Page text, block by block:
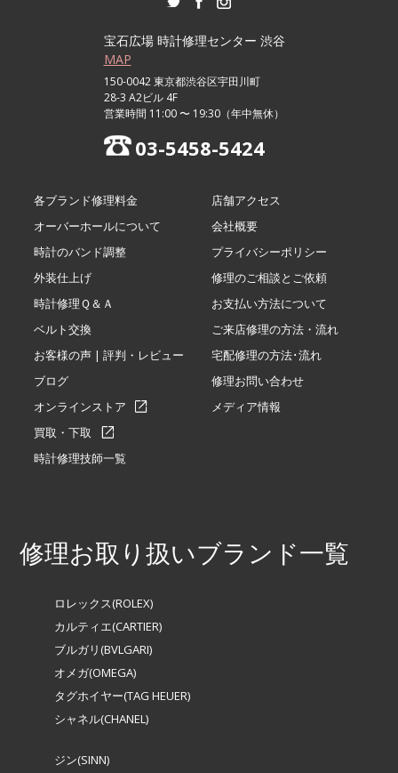
宝石広場 時計修理センター 渋谷
MAP
150-0042 東京都渋谷区宇田川町
28-3 A2ビル 4F
営業時間 11:00 〜 19:30（年中無休）
03-5458-5424
各ブランド修理料金
オーバーホールについて
時計のバンド調整
外装仕上げ
時計修理Ｑ＆Ａ
ベルト交換
お客様の声 | 評判・レビュー
ブログ
オンラインストア
買取・下取
時計修理技師一覧
店舗アクセス
会社概要
プライバシーポリシー
修理のご相談とご依頼
お支払い方法について
ご来店修理の方法・流れ
宅配修理の方法･流れ
修理お問い合わせ
メディア情報
修理お取り扱いブランド一覧
ロレックス(ROLEX)
カルティエ(CARTIER)
ブルガリ(BVLGARI)
オメガ(OMEGA)
タグホイヤー(TAG HEUER)
シャネル(CHANEL)
ジン(SINN)